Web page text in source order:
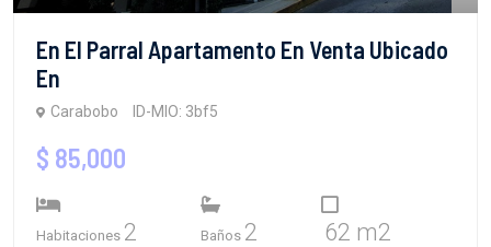
En El Parral Apartamento En Venta Ubicado
En
Carabobo ID-MIO: 3bf5
$ 85,000
Habitaciones 2 Baños 2 62 m2